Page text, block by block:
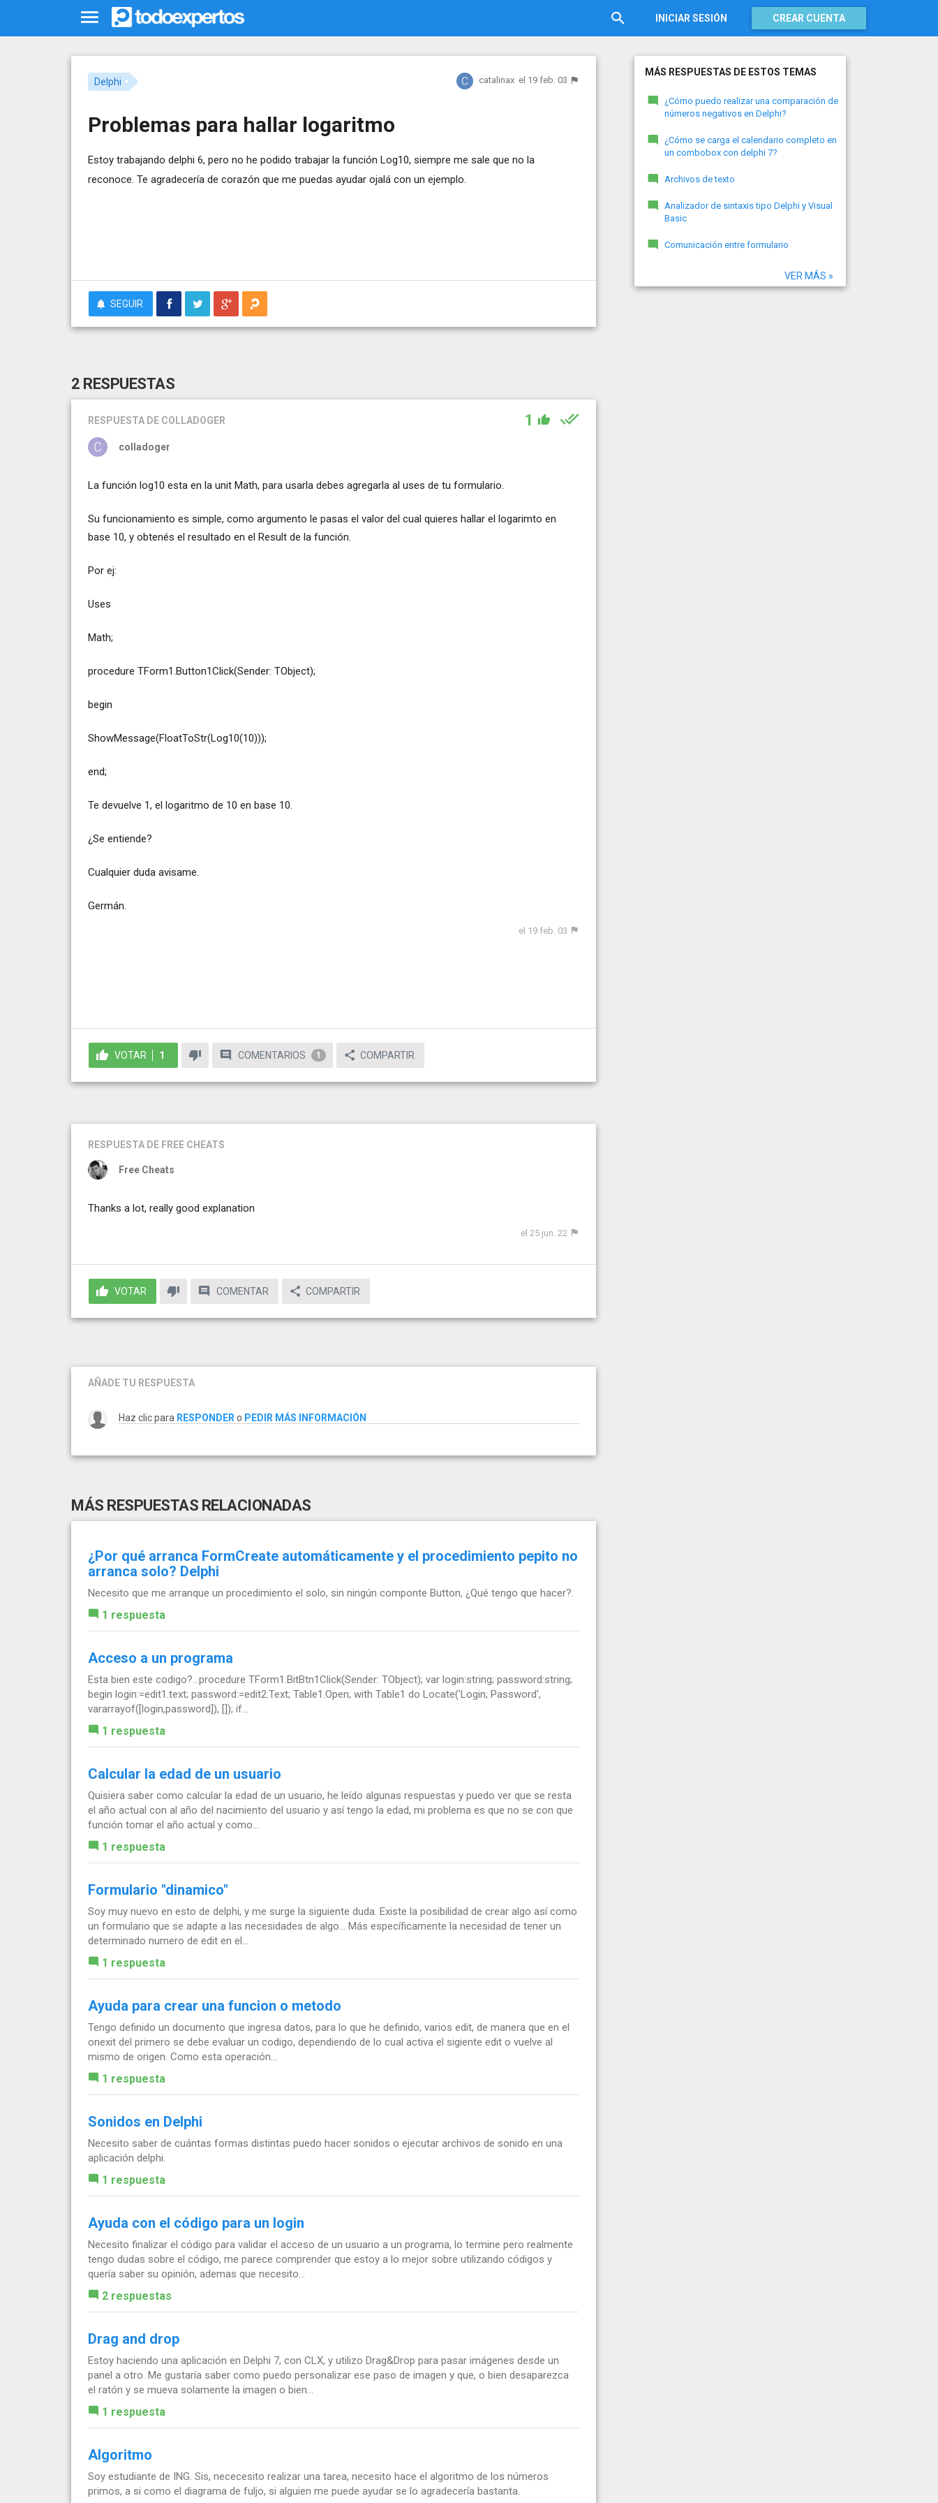
INICIAR SESIÓN CREAR CUENTA
Delphi catalinax el 19 feb. 03
Problemas para hallar logaritmo
Estoy trabajando delphi 6, pero no he podido trabajar la función Log10, siempre me sale que no la
reconoce. Te agradecería de corazón que me puedas ayudar ojalá con un ejemplo.
SEGUIR
2 RESPUESTAS
RESPUESTA DE COLLADOGER 1
colladoger
La función log10 esta en la unit Math, para usarla debes agregarla al uses de tu formulario.
Su funcionamiento es simple, como argumento le pasas el valor del cual quieres hallar el logarimto en
base 10, y obtenés el resultado en el Result de la función.
Por ej:
Uses
Math;
procedure TForm1.Button1Click(Sender: TObject);
begin
ShowMessage(FloatToStr(Log10(10)));
end;
Te devuelve 1, el logaritmo de 10 en base 10.
¿Se entiende?
Cualquier duda avisame.
Germán.
el 19 feb. 03
VOTAR 1 COMENTARIOS 1 COMPARTIR
RESPUESTA DE FREE CHEATS
Free Cheats
Thanks a lot, really good explanation
el 25 jun. 22
VOTAR COMENTAR COMPARTIR
AÑADE TU RESPUESTA
Haz clic para RESPONDERo PEDIR MÁS INFORMACIÓN
MÁS RESPUESTAS RELACIONADAS
¿Por qué arranca FormCreate automáticamente y el procedimiento pepito no
arranca solo? Delphi
Necesito que me arranque un procedimiento el solo, sin ningún componte Button, ¿Qué tengo que hacer?.
1 respuesta
Acceso a un programa
Esta bien este codigo?...procedure TForm1.BitBtn1Click(Sender: TObject); var login:string; password:string;
begin login:=edit1.text; password:=edit2.Text; Table1.Open; with Table1 do Locate('Login; Password',
vararrayof([login,password]), []); if...
1 respuesta
Calcular la edad de un usuario
Quisiera saber como calcular la edad de un usuario, he leído algunas respuestas y puedo ver que se resta
el año actual con al año del nacimiento del usuario y así tengo la edad, mi problema es que no se con que
función tomar el año actual y como...
1 respuesta
Formulario "dinamico"
Soy muy nuevo en esto de delphi, y me surge la siguiente duda. Existe la posibilidad de crear algo así como
un formulario que se adapte a las necesidades de algo... Más específicamente la necesidad de tener un
determinado numero de edit en el...
1 respuesta
Ayuda para crear una funcion o metodo
Tengo definido un documento que ingresa datos, para lo que he definido, varios edit, de manera que en el
onexit del primero se debe evaluar un codigo, dependiendo de lo cual activa el sigiente edit o vuelve al
mismo de origen. Como esta operación...
1 respuesta
Sonidos en Delphi
Necesito saber de cuántas formas distintas puedo hacer sonidos o ejecutar archivos de sonido en una
aplicación delphi.
1 respuesta
Ayuda con el código para un login
Necesito finalizar el código para validar el acceso de un usuario a un programa, lo termine pero realmente
tengo dudas sobre el código, me parece comprender que estoy a lo mejor sobre utilizando códigos y
quería saber su opinión, ademas que necesito...
2 respuestas
Drag and drop
Estoy haciendo una aplicación en Delphi 7, con CLX, y utilizo Drag&Drop para pasar imágenes desde un
panel a otro. Me gustaría saber como puedo personalizar ese paso de imagen y que, o bien desaparezca
el ratón y se mueva solamente la imagen o bien...
1 respuesta
Algoritmo
Soy estudiante de ING. Sis, nececesito realizar una tarea, necesito hace el algoritmo de los números
primos, a si como el diagrama de fuljo, si alguien me puede ayudar se lo agradecería bastanta.
MÁS RESPUESTAS DE ESTOS TEMAS
¿Cómo puedo realizar una comparación de
números negativos en Delphi?
¿Cómo se carga el calendario completo en
un combobox con delphi 7?
Archivos de texto
Analizador de sintaxis tipo Delphi y Visual
Basic
Comunicación entre formulario
VER MÁS »